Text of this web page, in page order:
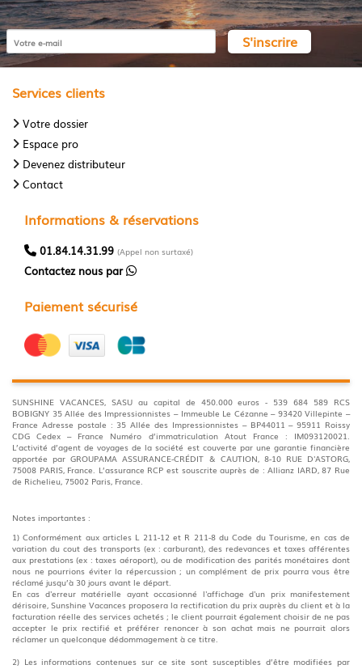
S'inscrire
Services clients
Votre dossier
Espace pro
Devenez distributeur
Contact
Informations & réservations
01.84.14.31.99 (Appel non surtaxé)
Contactez nous par
Paiement sécurisé
SUNSHINE VACANCES, SASU au capital de 450.000 euros - 539 684 589 RCS
BOBIGNY 35 Allée des Impressionnistes – Immeuble Le Cézanne – 93420 Villepinte –
France Adresse postale : 35 Allée des Impressionnistes – BP44011 – 95911 Roissy
CDG Cedex – France Numéro d’immatriculation Atout France : IM093120021.
L’activité d’agent de voyages de la société est couverte par une garantie financière
apportée par GROUPAMA ASSURANCE-CRÉDIT & CAUTION, 8-10 RUE D'ASTORG,
75008 PARIS, France. L’assurance RCP est souscrite auprès de : Allianz IARD, 87 Rue
de Richelieu, 75002 Paris, France.
Notes importantes :
1) Conformément aux articles L 211-12 et R 211-8 du Code du Tourisme, en cas de
variation du cout des transports (ex : carburant), des redevances et taxes afférentes
aux prestations (ex : taxes aéroport), ou de modification des parités monétaires dont
nous ne pourrions éviter la répercussion ; un complément de prix pourra vous être
réclamé jusqu’à 30 jours avant le départ.
En cas d'erreur matérielle ayant occasionné l'affichage d'un prix manifestement
dérisoire, Sunshine Vacances proposera la rectification du prix auprès du client et à la
facturation réelle des services achetés ; le client pourrait également choisir de ne pas
accepter le prix rectifié et préférer renoncer à son achat mais ne pourrait alors
réclamer un quelconque dédommagement à ce titre.
2) Les informations contenues sur ce site sont susceptibles d’être modifiées par